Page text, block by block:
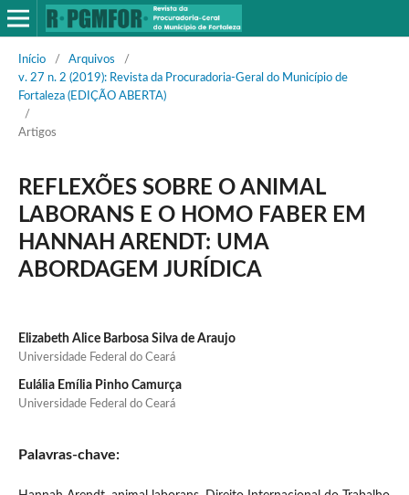
Início / Arquivos
/
v. 27 n. 2 (2019): Revista da Procuradoria-Geral do Município de
Fortaleza (EDIÇÃO ABERTA)
/
Artigos
REFLEXÕES SOBRE O ANIMAL
LABORANS E O HOMO FABER EM
HANNAH ARENDT: UMA
ABORDAGEM JURÍDICA
Elizabeth Alice Barbosa Silva de Araujo
Universidade Federal do Ceará
Eulália Emília Pinho Camurça
Universidade Federal do Ceará
Palavras-chave: